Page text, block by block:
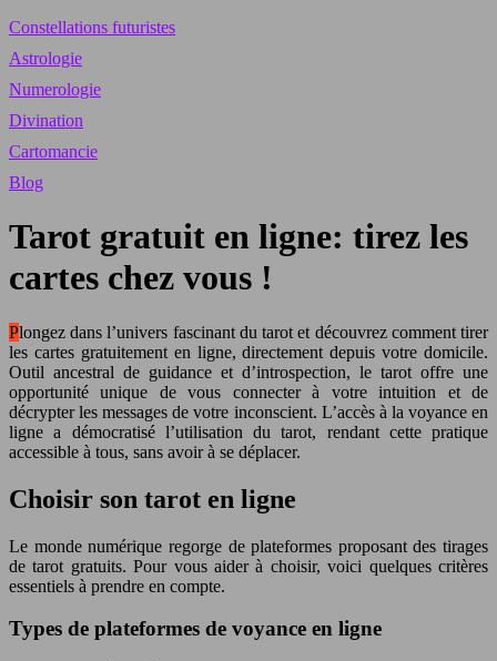
Constellations futuristes
Astrologie
Numerologie
Divination
Cartomancie
Blog
Tarot gratuit en ligne: tirez les
cartes chez vous !
Plongez dans l’univers fascinant du tarot et découvrez comment tirer
les cartes gratuitement en ligne, directement depuis votre domicile.
Outil ancestral de guidance et d’introspection, le tarot offre une
opportunité unique de vous connecter à votre intuition et de
décrypter les messages de votre inconscient. L’accès à la voyance en
ligne a démocratisé l’utilisation du tarot, rendant cette pratique
accessible à tous, sans avoir à se déplacer.
Choisir son tarot en ligne
Le monde numérique regorge de plateformes proposant des tirages
de tarot gratuits. Pour vous aider à choisir, voici quelques critères
essentiels à prendre en compte.
Types de plateformes de voyance en ligne